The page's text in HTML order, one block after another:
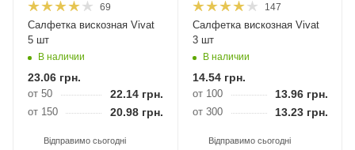
69
Салфетка вискозная Vivat
5 шт
В наличии
23.06 грн.
от 50 22.14 грн.
от 150 20.98 грн.
Відправимо сьогодні
147
Салфетка вискозная Vivat
3 шт
В наличии
14.54грн.
от 100 13.96грн.
от 300 13.23грн.
Відправимо сьогодні